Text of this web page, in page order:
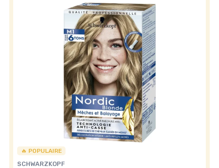
🔥 POPULAIRE
SCHWARZKOPF